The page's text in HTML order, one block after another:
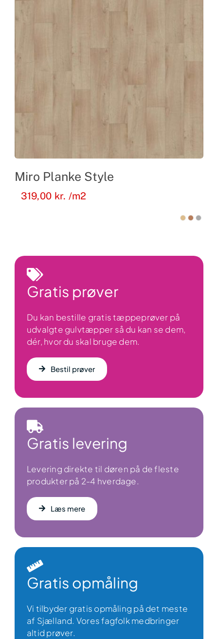
Miro Planke Style
319,00 kr. /m2
Gratis prøver
Du kan bestille gratis tæppeprøver på
udvalgte gulvtæpper så du kan se dem,
dér, hvor du skal bruge dem.
Bestil prøver
Gratis levering
Levering direkte til døren på de fleste
produkter på 2-4 hverdage.
Læs mere
Gratis opmåling
Vi tilbyder gratis opmåling på det meste
af Sjælland. Vores fagfolk medbringer
altid prøver.